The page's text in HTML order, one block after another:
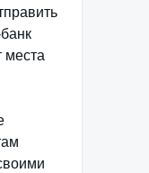
места